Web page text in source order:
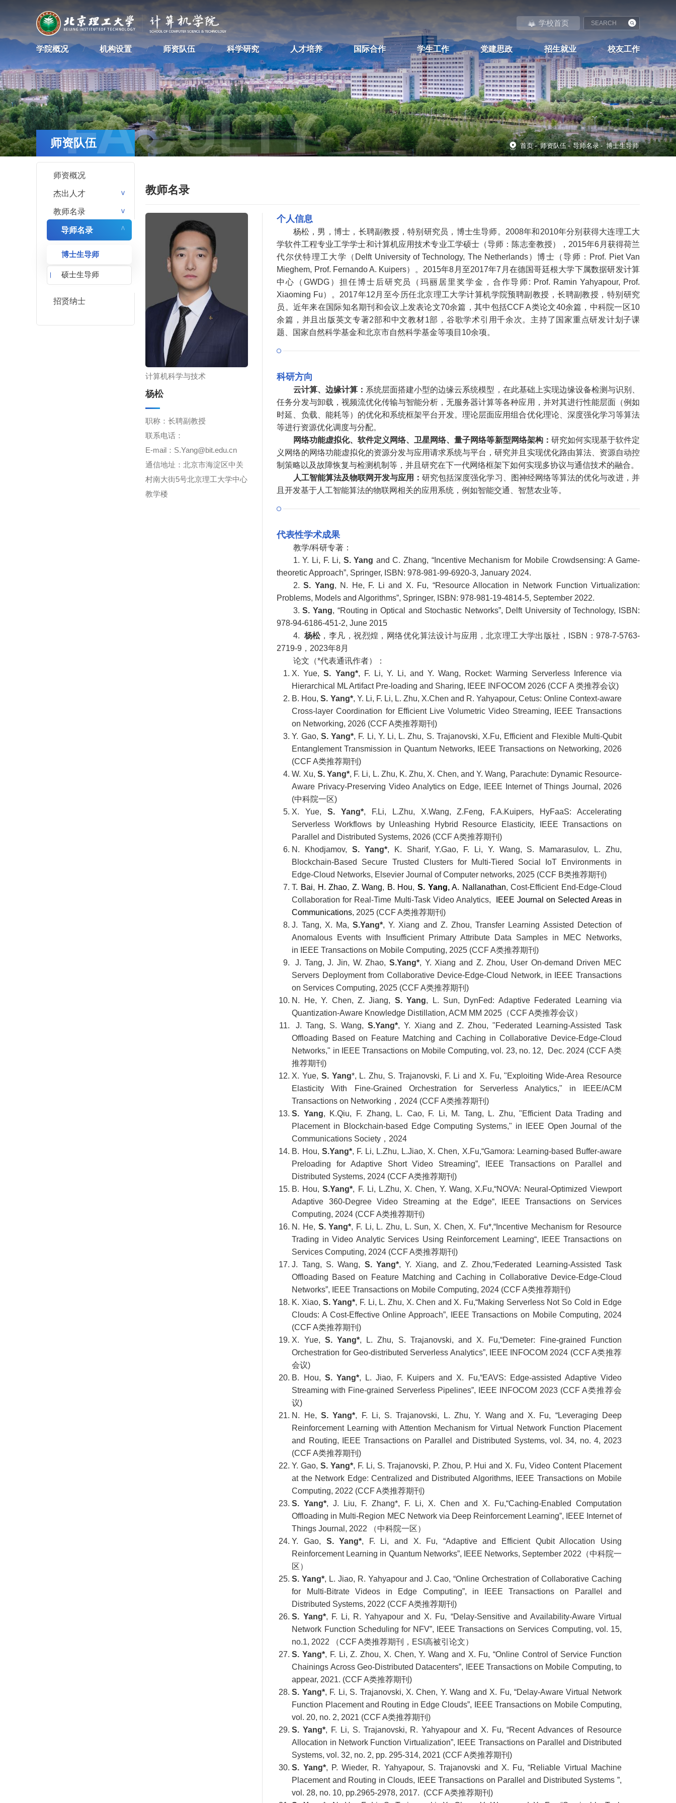
学校首页
学院概况 机构设置 师资队伍 科学研究 人才培养 国际合作 学生工作 党建思政 招生就业 校友工作
首页- 师资队伍- 导师名录 - 博士生导师
师资队伍
FACULTY
师资概况
杰出人才 >
教师名录 >
导师名录 >
博士生导师
硕士生导师
招贤纳士
教师名录
计算机科学与技术
杨松
职称：长聘副教授
联系电话：
E-mail：S.Yang@bit.edu.cn
通信地址：北京市海淀区中关
村南大街5号北京理工大学中心
教学楼
个人信息
杨松，男，博士，长聘副教授，特别研究员，博士生导师。2008年和2010年分别获得大连理工大
学软件工程专业工学学士和计算机应用技术专业工学硕士（导师：陈志奎教授），2015年6月获得荷兰
代尔伏特理工大学（Delft University of Technology, The Netherlands）博士（导师：Prof. Piet Van
Mieghem, Prof. Fernando A. Kuipers）。2015年8月至2017年7月在德国哥廷根大学下属数据研发计算
中心（GWDG）担任博士后研究员（玛丽居里奖学金，合作导师: Prof. Ramin Yahyapour, Prof.
Xiaoming Fu）。2017年12月至今历任北京理工大学计算机学院预聘副教授，长聘副教授，特别研究
员。近年来在国际知名期刊和会议上发表论文70余篇，其中包括CCF A类论文40余篇，中科院一区10
余篇，并且出版英文专著2部和中文教材1部，谷歌学术引用千余次。主持了国家重点研发计划子课
题、国家自然科学基金和北京市自然科学基金等项目10余项。
科研方向
云计算、边缘计算： 系统层面搭建小型的边缘云系统模型，在此基础上实现边缘设备检测与识别、
任务分发与卸载，视频流优化传输与智能分析，无服务器计算等各种应用，并对其进行性能层面（例如
时延、负载、能耗等）的优化和系统框架平台开发。理论层面应用组合优化理论、深度强化学习等算法
等进行资源优化调度与分配。
网络功能虚拟化、软件定义网络、卫星网络、量子网络等新型网络架构： 研究如何实现基于软件定
义网络的网络功能虚拟化的资源分发与应用请求系统与平台，研究并且实现优化路由算法、资源自动控
制策略以及故障恢复与检测机制等，并且研究在下一代网络框架下如何实现多协议与通信技术的融合。
人工智能算法及物联网开发与应用：研究包括深度强化学习、图神经网络等算法的优化与改进，并
且开发基于人工智能算法的物联网相关的应用系统，例如智能交通、智慧农业等。
代表性学术成果
教学/科研专著：
1. Y. Li, F. Li, S. Yang and C. Zhang, “Incentive Mechanism for Mobile Crowdsensing: A Game-
theoretic Approach”, Springer, ISBN: 978-981-99-6920-3, January 2024.
2.S. Yang, N. He, F. Li and X. Fu, “Resource Allocation in Network Function Virtualization:
Problems, Models and Algorithms”, Springer, ISBN: 978-981-19-4814-5, September 2022.
3. S. Yang, “Routing in Optical and Stochastic Networks”, Delft University of Technology, ISBN:
978-94-6186-451-2, June 2015
4. 杨松，李凡，祝烈煌，网络优化算法设计与应用，北京理工大学出版社，ISBN：978-7-5763-
2719-9，2023年8月
论文（*代表通讯作者）：
X. Yue,S. Yang*, F. Li, Y. Li, and Y. Wang, Rocket: Warming Serverless Inference via
Hierarchical ML Artifact Pre-loading and Sharing, IEEE INFOCOM 2026 (CCF A 类推荐会议)
B. Hou,S. Yang*, Y. Li, F. Li, L. Zhu, X.Chen and R. Yahyapour, Cetus: Online Context-aware
Cross-layer Coordination for Efficient Live Volumetric Video Streaming, IEEE Transactions
on Networking, 2026 (CCF A类推荐期刊)
Y. Gao, S. Yang*, F. Li, Y. Li, L. Zhu, S. Trajanovski, X.Fu, Efficient and Flexible Multi-Qubit
Entanglement Transmission in Quantum Networks, IEEE Transactions on Networking, 2026
(CCF A类推荐期刊)
W. Xu, S. Yang*, F. Li, L. Zhu, K. Zhu, X. Chen, and Y. Wang, Parachute: Dynamic Resource-
Aware Privacy-Preserving Video Analytics on Edge, IEEE Internet of Things Journal, 2026
(中科院一区)
X. Yue,S. Yang*, F.Li, L.Zhu, X.Wang, Z.Feng, F.A.Kuipers, HyFaaS: Accelerating
Serverless Workflows by Unleashing Hybrid Resource Elasticity, IEEE Transactions on
Parallel and Distributed Systems, 2026 (CCF A类推荐期刊)
N. Khodjamov,S. Yang*, K. Sharif, Y.Gao, F. Li, Y. Wang, S. Mamarasulov, L. Zhu,
Blockchain-Based Secure Trusted Clusters for Multi-Tiered Social IoT Environments in
Edge-Cloud Networks, Elsevier Journal of Computer networks, 2025 (CCF B类推荐期刊)
T. Bai, H. Zhao, Z. Wang, B. Hou,S. Yang, A. Nallanathan, Cost-Efficient End-Edge-Cloud
Collaboration for Real-Time Multi-Task Video Analytics, IEEE Journal on Selected Areas in
Communications, 2025 (CCF A类推荐期刊)
J. Tang, X. Ma,S.Yang*, Y. Xiang and Z. Zhou, Transfer Learning Assisted Detection of
Anomalous Events with Insufficient Primary Attribute Data Samples in MEC Networks,
in IEEE Transactions on Mobile Computing, 2025 (CCF A类推荐期刊)
J. Tang, J. Jin, W. Zhao, S.Yang*, Y. Xiang and Z. Zhou, User On-demand Driven MEC
Servers Deployment from Collaborative Device-Edge-Cloud Network, in IEEE Transactions
on Services Computing, 2025 (CCF A类推荐期刊)
N. He, Y. Chen, Z. Jiang, S. Yang, L. Sun, DynFed: Adaptive Federated Learning via
Quantization-Aware Knowledge Distillation, ACM MM 2025（CCF A类推荐会议）
J. Tang, S. Wang, S.Yang*, Y. Xiang and Z. Zhou, "Federated Learning-Assisted Task
Offloading Based on Feature Matching and Caching in Collaborative Device-Edge-Cloud
Networks," in IEEE Transactions on Mobile Computing, vol. 23, no. 12, Dec. 2024 (CCF A类
推荐期刊)
X. Yue, S. Yang*, L. Zhu, S. Trajanovski, F. Li and X. Fu, "Exploiting Wide-Area Resource
Elasticity With Fine-Grained Orchestration for Serverless Analytics," in IEEE/ACM
Transactions on Networking，2024 (CCF A类推荐期刊)
S. Yang, K.Qiu, F. Zhang, L. Cao, F. Li, M. Tang, L. Zhu, "Efficient Data Trading and
Placement in Blockchain-based Edge Computing Systems," in IEEE Open Journal of the
Communications Society，2024
B. Hou, S.Yang*, F. Li, L.Zhu, L.Jiao, X. Chen, X.Fu,“Gamora: Learning-based Buffer-aware
Preloading for Adaptive Short Video Streaming”, IEEE Transactions on Parallel and
Distributed Systems, 2024 (CCF A类推荐期刊)
B. Hou,S.Yang*, F. Li, L.Zhu, X. Chen, Y. Wang, X.Fu,“NOVA: Neural-Optimized Viewport
Adaptive 360-Degree Video Streaming at the Edge“, IEEE Transactions on Services
Computing, 2024 (CCF A类推荐期刊)
N. He, S. Yang*, F. Li, L. Zhu, L. Sun, X. Chen, X. Fu*,“Incentive Mechanism for Resource
Trading in Video Analytic Services Using Reinforcement Learning“, IEEE Transactions on
Services Computing, 2024 (CCF A类推荐期刊)
J. Tang, S. Wang, S. Yang*, Y. Xiang, and Z. Zhou,“Federated Learning-Assisted Task
Offloading Based on Feature Matching and Caching in Collaborative Device-Edge-Cloud
Networks”, IEEE Transactions on Mobile Computing, 2024 (CCF A类推荐期刊)
K. Xiao, S. Yang*, F. Li, L. Zhu, X. Chen and X. Fu,“Making Serverless Not So Cold in Edge
Clouds: A Cost-Effective Online Approach”, IEEE Transactions on Mobile Computing, 2024
(CCF A类推荐期刊)
X. Yue, S. Yang*, L. Zhu, S. Trajanovski, and X. Fu,“Demeter: Fine-grained Function
Orchestration for Geo-distributed Serverless Analytics”, IEEE INFOCOM 2024 (CCF A类推荐
会议)
B. Hou, S. Yang*, L. Jiao, F. Kuipers and X. Fu,“EAVS: Edge-assisted Adaptive Video
Streaming with Fine-grained Serverless Pipelines”, IEEE INFOCOM 2023 (CCF A类推荐会
议)
N. He, S. Yang*, F. Li, S. Trajanovski, L. Zhu, Y. Wang and X. Fu, “Leveraging Deep
Reinforcement Learning with Attention Mechanism for Virtual Network Function Placement
and Routing, IEEE Transactions on Parallel and Distributed Systems, vol. 34, no. 4, 2023
(CCF A类推荐期刊)
Y. Gao,S. Yang*, F. Li, S. Trajanovski, P. Zhou, P. Hui and X. Fu, Video Content Placement
at the Network Edge: Centralized and Distributed Algorithms, IEEE Transactions on Mobile
Computing, 2022 (CCF A类推荐期刊)
S. Yang*, J. Liu, F. Zhang*, F. Li, X. Chen and X. Fu,“Caching-Enabled Computation
Offloading in Multi-Region MEC Network via Deep Reinforcement Learning”, IEEE Internet of
Things Journal, 2022 （中科院一区）
Y. Gao, S. Yang*, F. Li, and X. Fu, “Adaptive and Efficient Qubit Allocation Using
Reinforcement Learning in Quantum Networks”, IEEE Networks, September 2022（中科院一
区）
S. Yang*, L. Jiao, R. Yahyapour and J. Cao, “Online Orchestration of Collaborative Caching
for Multi-Bitrate Videos in Edge Computing”, in IEEE Transactions on Parallel and
Distributed Systems, 2022 (CCF A类推荐期刊)
S. Yang*, F. Li, R. Yahyapour and X. Fu, “Delay-Sensitive and Availability-Aware Virtual
Network Function Scheduling for NFV”, IEEE Transactions on Services Computing, vol. 15,
no.1, 2022 （CCF A类推荐期刊，ESI高被引论文）
S. Yang*, F. Li, Z. Zhou, X. Chen, Y. Wang and X. Fu, “Online Control of Service Function
Chainings Across Geo-Distributed Datacenters”, IEEE Transactions on Mobile Computing, to
appear, 2021. (CCF A类推荐期刊)
S. Yang*, F. Li, S. Trajanovski, X. Chen, Y. Wang and X. Fu, “Delay-Aware Virtual Network
Function Placement and Routing in Edge Clouds”, IEEE Transactions on Mobile Computing,
vol. 20, no. 2, 2021 (CCF A类推荐期刊)
S. Yang*, F. Li, S. Trajanovski, R. Yahyapour and X. Fu, “Recent Advances of Resource
Allocation in Network Function Virtualization”, IEEE Transactions on Parallel and Distributed
Systems, vol. 32, no. 2, pp. 295-314, 2021 (CCF A类推荐期刊)
S. Yang*, P. Wieder, R. Yahyapour, S. Trajanovski and X. Fu, “Reliable Virtual Machine
Placement and Routing in Clouds, IEEE Transactions on Parallel and Distributed Systems ”,
vol. 28, no. 10, pp.2965-2978, 2017. (CCF A类推荐期刊)